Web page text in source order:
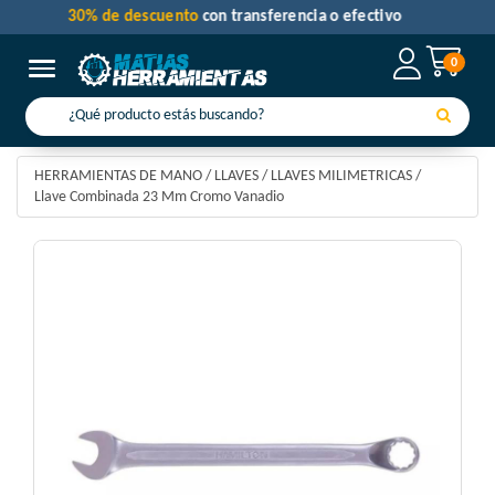
0
Toggle navigation
30% de descuentocon transferencia o efectivo
HERRAMIENTAS DE MANO / LLAVES / LLAVES MILIMETRICAS /
Llave Combinada 23 Mm Cromo Vanadio